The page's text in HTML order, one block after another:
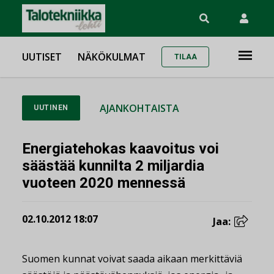
UUTISET NÄKÖKULMAT TILAA
UUTINEN AJANKOHTAISTA
Energiatehokas kaavoitus voi
säästää kunnilta 2 miljardia
vuoteen 2020 mennessä
02.10.2012 18:07 Jaa:
Suomen kunnat voivat saada aikaan merkittäviä